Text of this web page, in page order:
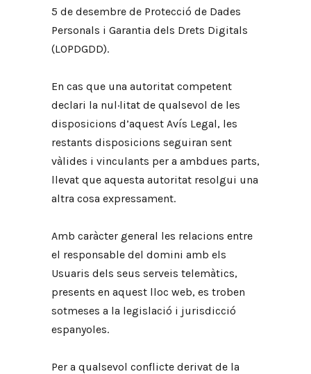
5 de desembre de Protecció de Dades
Personals i Garantia dels Drets Digitals
(LOPDGDD).
En cas que una autoritat competent
declari la nul·litat de qualsevol de les
disposicions d’aquest Avís Legal, les
restants disposicions seguiran sent
vàlides i vinculants per a ambdues parts,
llevat que aquesta autoritat resolgui una
altra cosa expressament.
Amb caràcter general les relacions entre
el responsable del domini amb els
Usuaris dels seus serveis telemàtics,
presents en aquest lloc web, es troben
sotmeses a la legislació i jurisdicció
espanyoles.
Per a qualsevol conflicte derivat de la